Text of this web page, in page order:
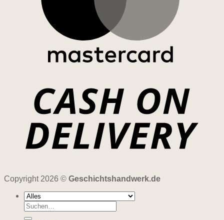
Copyright 2026 © Geschichtshandwerk.de
Suchen
nach: